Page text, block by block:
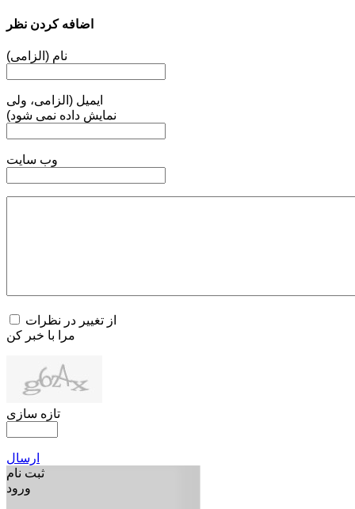
اضافه کردن نظر
نام (الزامی)
ایمیل (الزامی، ولی
نمایش داده نمی شود)
وب سایت
از تغییر در نظرات
مرا با خبر کن
تازه سازی
ارسال
ثبت نام
ورود